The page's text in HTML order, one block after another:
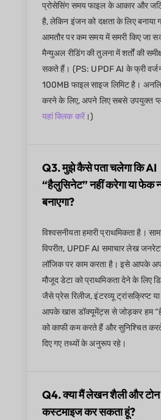
प्रोसेसिंग समय फाइल के आकार और
है, लेकिन इंजन को दक्षता के लिए
आमतौर पर कम समय में समरी किए जा
मैन्युअल रीडिंग की तुलना में शर्तों की
सकते हैं। (PS: UPDF AI के फ्री
100MB फाइल साइज लिमिट है।
करने के लिए, अपने लिए सबसे उपयुक्त
यहां क्लिक करें।)
Q3. मुझे कैसे पता चलेगा कि AI
“हैलुसिनेट” नहीं करेगा या फेक
बनाएगा?
विश्वसनीयता हमारी प्राथमिकता है।
विपरीत, UPDF AI समाचार लेख
लॉजिक पर काम करता है। इसे आपके
मौजूद डेटा को प्राथमिकता देने के लिए
जैसे प्रेस रिलीज, इंटरव्यू ट्रांसक्रिप्ट
आपके खास डॉक्यूमेंट्स से जोड़कर हम
को काफी कम करते हैं और सुनिश्चित
दिए गए तथ्यों के अनुरूप रहे।
Q4. क्या मैं लेखन शैली और टोन
कस्टमाइज कर सकता हूं?